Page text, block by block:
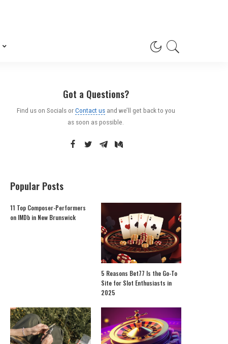
Got a Questions?
Find us on Socials orContact usand we’ll get back to you
as soon as possible.
Popular Posts
11 Top Composer-Performers
on IMDb in New Brunswick
5 Reasons Bet77 Is the Go-To
Site for Slot Enthusiasts in
2025